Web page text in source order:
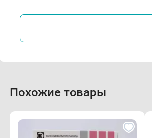
Похожие товары